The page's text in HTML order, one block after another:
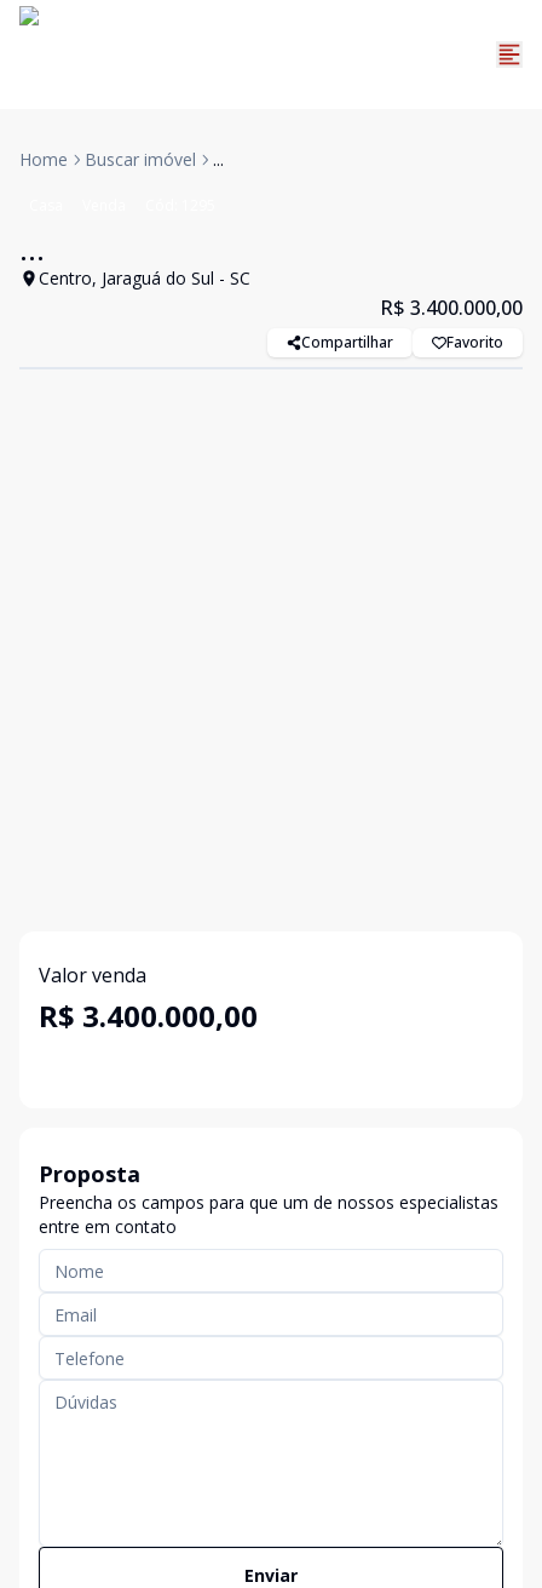
Home Buscar imóvel ...
...
Centro, Jaraguá do Sul - SC
R$ 3.400.000,00
Compartilhar Favorito
Valor venda
R$ 3.400.000,00
Proposta
Preencha os campos para que um de nossos especialistas
entre em contato
Enviar